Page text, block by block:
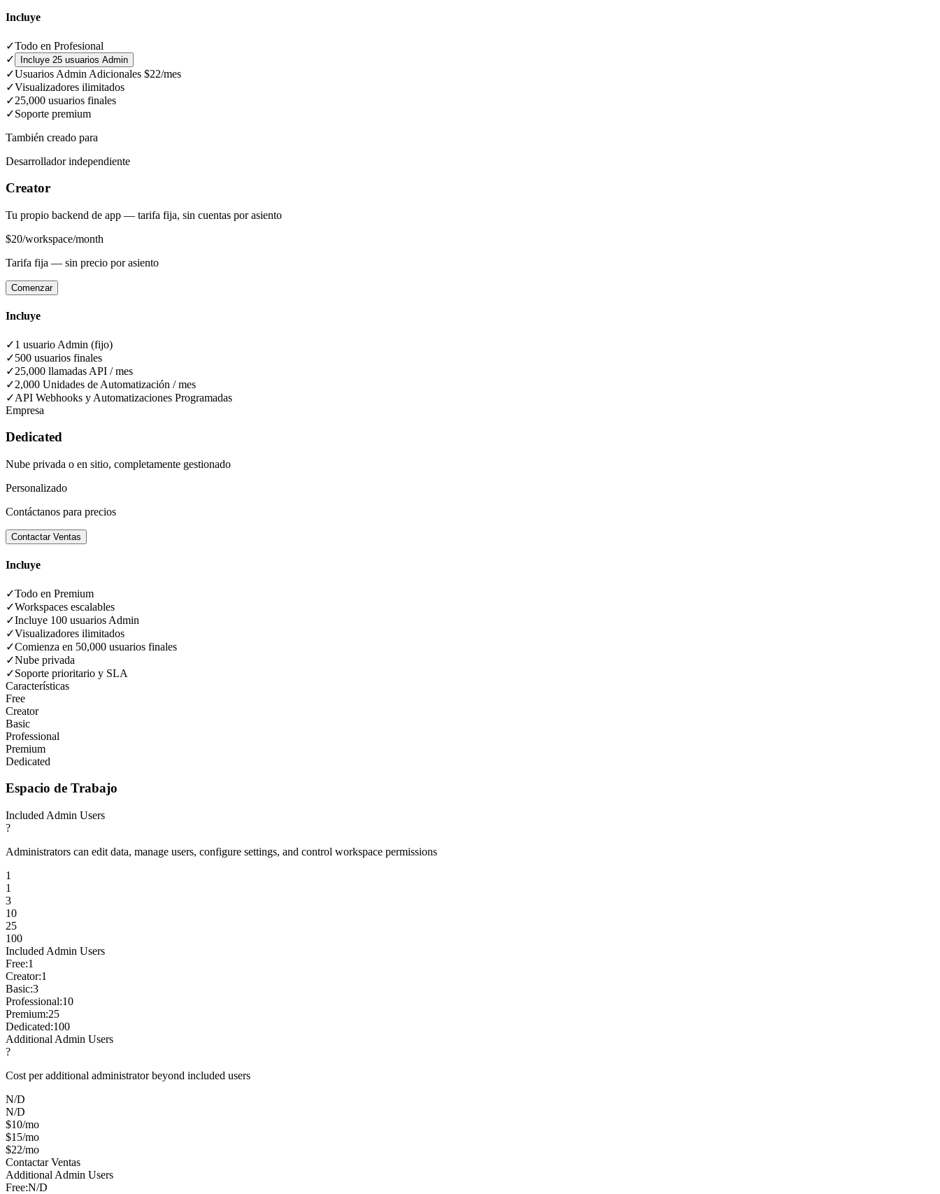
Incluye
✓Todo en Profesional
✓
Incluye 25 usuarios Admin
✓Usuarios Admin Adicionales $22/mes
✓Visualizadores ilimitados
✓25,000 usuarios finales
✓Soporte premium
También creado para
Desarrollador independiente
Creator
Tu propio backend de app — tarifa fija, sin cuentas por asiento
$20/workspace/month
Tarifa fija — sin precio por asiento
Comenzar
Incluye
✓1 usuario Admin (fijo)
✓500 usuarios finales
✓25,000 llamadas API / mes
✓2,000 Unidades de Automatización / mes
✓API Webhooks y Automatizaciones Programadas
Empresa
Dedicated
Nube privada o en sitio, completamente gestionado
Personalizado
Contáctanos para precios
Contactar Ventas
Incluye
✓Todo en Premium
✓Workspaces escalables
✓Incluye 100 usuarios Admin
✓Visualizadores ilimitados
✓Comienza en 50,000 usuarios finales
✓Nube privada
✓Soporte prioritario y SLA
Características
Free
Creator
Basic
Professional
Premium
Dedicated
Espacio de Trabajo
Included Admin Users
?
Administrators can edit data, manage users, configure settings, and control workspace permissions
1
1
3
10
25
100
Included Admin Users
Free:1
Creator:1
Basic:3
Professional:10
Premium:25
Dedicated:100
Additional Admin Users
?
Cost per additional administrator beyond included users
N/D
N/D
$10/mo
$15/mo
$22/mo
Contactar Ventas
Additional Admin Users
Free:N/D